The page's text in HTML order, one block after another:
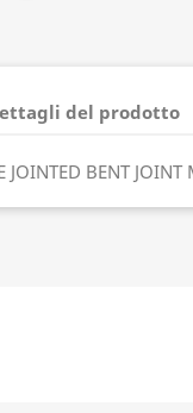
del prodotto
JOINTED BENT